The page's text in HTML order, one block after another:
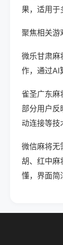
果，适用于
聚焦相关游
微乐甘肃麻
作，通过AI
雀圣广东麻
部分用户反
动连接等技
微信麻将无
胡、红中麻
懂，界面简